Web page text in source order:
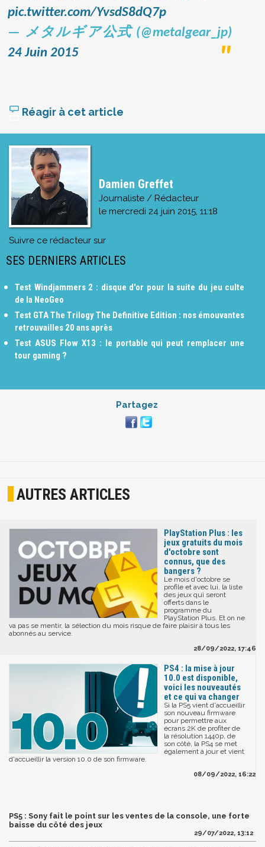
pic.twitter.com/YvsdS8dQ7p
— メタルギア公式 (@metalgear_jp)
24 Juin 2015
Réagir à cet article
Damien Greffet
Journaliste / Rédacteur
le mercredi 24 juin 2015, 11:18
Suivre ce rédacteur sur
SES DERNIERS ARTICLES
Test Windjammers 2 : disque d'or pour la suite du jeu culte
de la NeoGeo
Test GTA The Trilogy The Definitive Edition : nos émouvantes
retrouvailles 20 ans après
Test ASUS Flow X13 : le portable qui peut remplacer une
tour gaming ?
Partagez
AUTRES ARTICLES
PlayStation Plus : les
jeux gratuits du mois
d'octobre sont
connus, que des
bangers ?
Le mois d'octobre se
profile et avec lui, la liste
des jeux qui seront
offerts dans le
programme du
PlayStation Plus. Et on ne
va pas se mentir, la sélection du mois risque de faire plaisir à tous les
abonnés au service.
28/09/2022, 17:46
PS4 : la mise à jour
10.0 est disponible,
voici les nouveautés
et ce qui va changer
Si la PS5 vient d'accueillir
son nouveau firmware
pour permettre aux
écrans 2K de profiter de
la résolution 1440p, de
son côté, la PS4 se met
également à jour et vient
d'accueillir la version 10.0 de son firmware.
08/09/2022, 16:22
PS5 : Sony fait le point sur les ventes de la console, une forte
baisse du côté des jeux
29/07/2022, 13:12